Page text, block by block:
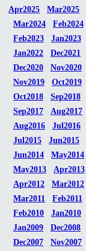
Apr2025 Mar2025
Mar2024
Feb2024
Feb2023
Jan2023
Jan2022
Dec2021
Dec2020
Nov2020
Nov2019
Oct2019
Oct2018
Sep2018
Sep2017
Aug2017
Aug2016
Jul2016
Jul2015
Jun2015
Jun2014
May2014
May2013
Apr2013
Apr2012
Mar2012
Mar2011
Feb2011
Feb2010
Jan2010
Jan2009
Dec2008
Dec2007
Nov2007